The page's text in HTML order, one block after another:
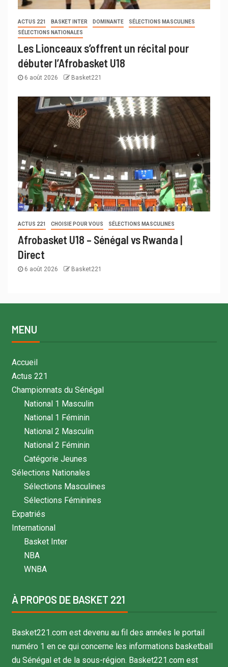
ACTUS 221 BASKET INTER DOMINANTE
SÉLECTIONS MASCULINES
SÉLECTIONS NATIONALES
Les Lionceaux s’offrent un récital pour
débuter l’Afrobasket U18
6 août 2026 Basket221
ACTUS 221 CHOISIE POUR VOUS SÉLECTIONS MASCULINES
Afrobasket U18 – Sénégal vs Rwanda |
Direct
6 août 2026 Basket221
MENU
Accueil
Actus 221
Championnats du Sénégal
National 1 Masculin
National 1 Féminin
National 2 Masculin
National 2 Féminin
Catégorie Jeunes
Sélections Nationales
Sélections Masculines
Sélections Féminines
Expatriés
International
Basket Inter
NBA
WNBA
À PROPOS DE BASKET 221
Basket221.com est devenu au fil des années le portail
numéro 1 en ce qui concerne les informations basketball
du Sénégal et de la sous-région. Basket221.com est